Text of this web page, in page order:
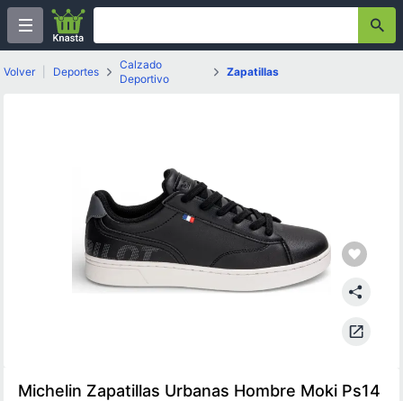
Volver Deportes
Calzado
Deportivo
Zapatillas
Michelin Zapatillas Urbanas Hombre Moki Ps14